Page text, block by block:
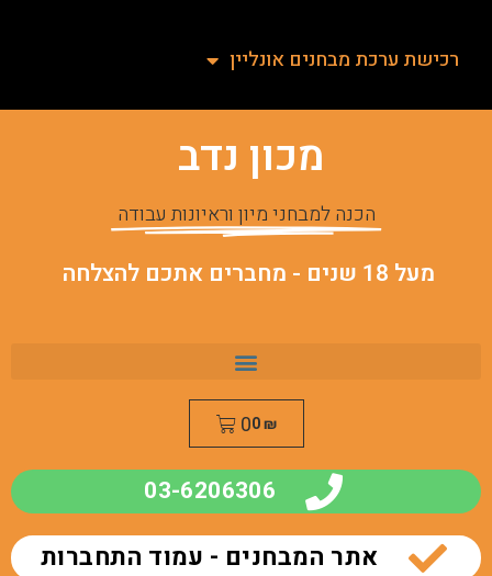
רכישת ערכת מבחנים אונליין
מכון נדב
הכנה למבחני מיון וראיונות עבודה
מעל 18 שנים - מחברים אתכם להצלחה
0₪
0
03-6206306
אתר המבחנים - עמוד התחברות